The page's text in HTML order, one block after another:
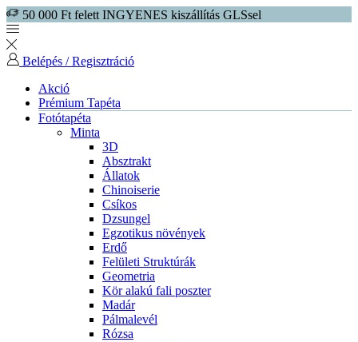
50 000 Ft felett INGYENES kiszállítás GLSsel
Belépés / Regisztráció
Akció
Prémium Tapéta
Fotótapéta
Minta
3D
Absztrakt
Állatok
Chinoiserie
Csíkos
Dzsungel
Egzotikus növények
Erdő
Felületi Struktúrák
Geometria
Kör alakú fali poszter
Madár
Pálmalevél
Rózsa